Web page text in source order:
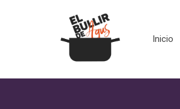
Inicio